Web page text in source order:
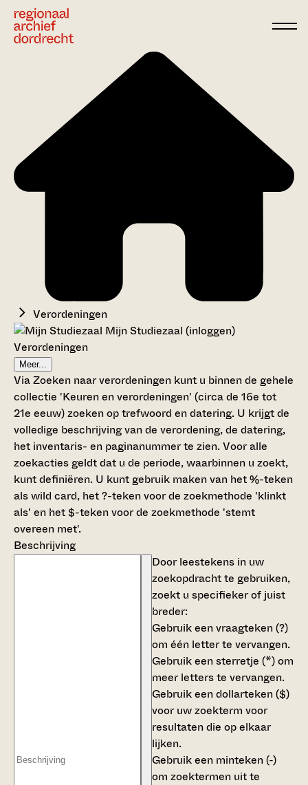
Verordeningen
Mijn Studiezaal (inloggen)
Verordeningen
Meer...
Via Zoeken naar verordeningen kunt u binnen de gehele
collectie 'Keuren en verordeningen' (circa de 16e tot
21e eeuw) zoeken op trefwoord en datering. U krijgt de
volledige beschrijving van de verordening, de datering,
het inventaris- en paginanummer te zien. Voor alle
zoekacties geldt dat u de periode, waarbinnen u zoekt,
kunt definiëren. U kunt gebruik maken van het %-teken
als wild card, het ?-teken voor de zoekmethode 'klinkt
als' en het $-teken voor de zoekmethode 'stemt
overeen met'.
Beschrijving
Door leestekens in uw
zoekopdracht te gebruiken,
zoekt u specifieker of juist
breder:
Gebruik eenvraagteken (?)
om één letter te vervangen.
Gebruik eensterretje (*)om
meer letters te vervangen.
Gebruik eendollarteken ($)
voor uw zoekterm voor
resultaten die op elkaar
lijken.
Gebruik een minteken (-)
om zoektermen uit te